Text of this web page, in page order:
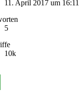
11. April 2017 um 16:11
5
10k